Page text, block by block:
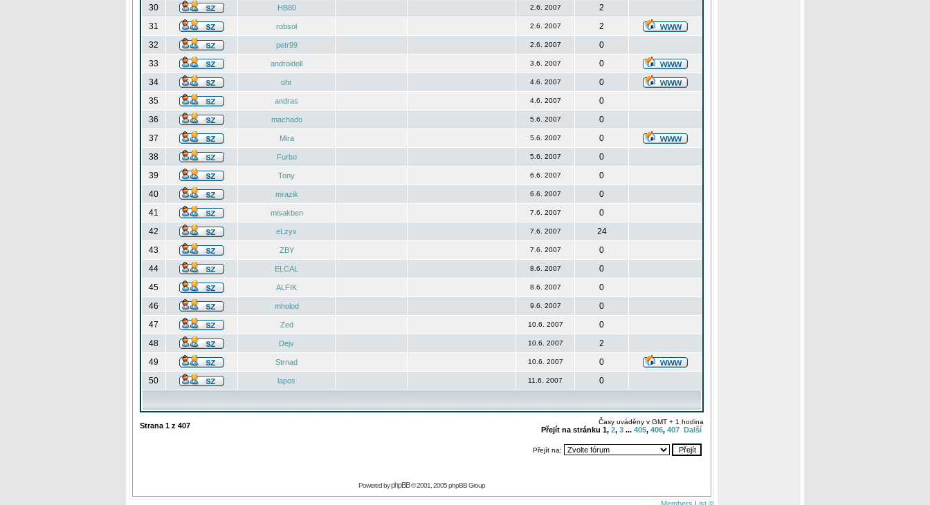
30
HB80 2.6. 2007
2
31
robsol 2.6. 2007
2
32
petr99 2.6. 2007
0
33
androidoll 3.6. 2007
0
34
ohr 4.6. 2007
0
35
andras 4.6. 2007
0
36
machado 5.6. 2007
0
37
Mira 5.6. 2007
0
38
Furbo 5.6. 2007
0
39
Tony 6.6. 2007
0
40
mrazik 6.6. 2007
0
41
misakben 7.6. 2007
0
42
eLzyx 7.6. 2007
24
43
ZBY 7.6. 2007
0
44
ELCAL 8.6. 2007
0
45
ALFIK 8.6. 2007
0
46
mholod 9.6. 2007
0
47
Zed 10.6. 2007
0
48
Dejv 10.6. 2007
2
49
Strnad 10.6. 2007
0
50
lapos 11.6. 2007 0
Strana 1 z 407 Časy uváděny v GMT + 1 hodina
Přejít na stránku 1, 2, 3 ... 405, 406, 407 Další
Přejít na:
Powered byphpBB© 2001, 2005 phpBB Group